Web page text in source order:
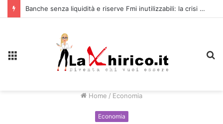
Banche senza liquidità e riserve Fmi inutilizzabili: la crisi dell’economia russa
Home / Economia
Economia